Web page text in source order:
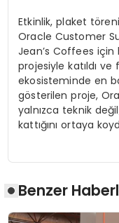
Etkinlik, plaket
Oracle Customer
Jean’s Coffees
projesiyle katıldı
ekosisteminde en
gösterilen proje,
yalnızca teknik
kattığını ortaya
Benzer